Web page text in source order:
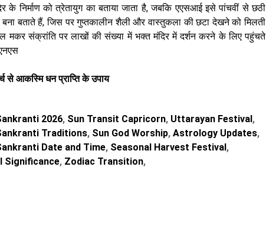
के निर्माण को त्रेतायुग का बताया जाता है, जबकि एएसआई इसे पांचवीं से छठी
बना बताते हैं, जिस पर गुप्तकालीन शैली और वास्तुकला की छटा देखने को मिलती
मकर संक्रांति पर लाखों की संख्या में भक्त मंदिर में दर्शन करने के लिए पहुंचते
से आकस्मि धन प्राप्ति के उपाय
2026, Sun Transit Capricorn, Uttarayan Festival,
Traditions, Sun God Worship, Astrology Updates,
Date and Time, Seasonal Harvest Festival,
Significance, Zodiac Transition,